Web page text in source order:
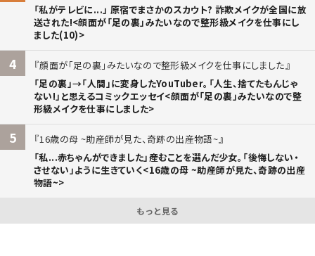
「私がテレビに...」 原宿でまさかのスカウト? 詐欺メイクが全国に放
送された!<顔面が「足の裏」みたいなので整形級メイクを仕事にし
ました(10)>
4
顔面が「足の裏」みたいなので整形級メイクを仕事にしました
「足の裏」→「人間」に変身したYouTuber。「人生、捨てたもんじゃ
ない!」と思えるコミックエッセイ<顔面が「足の裏」みたいなので整
形級メイクを仕事にしました>
5
16歳の母 ~助産師が見た、奇跡の出産物語~
「私...赤ちゃんができました」――産むことを選んだ少女。「後悔しない・
させない」ように生きていく<16歳の母 ~助産師が見た、奇跡の出産
物語~>
もっと見る